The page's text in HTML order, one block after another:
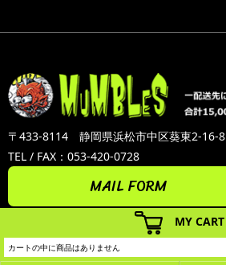
MY CART
カートの中に商品はありません
〒433-8114 静岡県浜松市中区葵東2-16-8
TEL / FAX：053-420-0728
MAIL FORM